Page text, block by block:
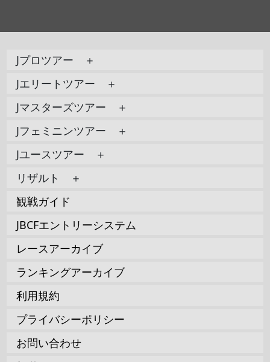
Jプロツアー ＋
Jエリートツアー ＋
Jマスターズツアー ＋
Jフェミニンツアー ＋
Jユースツアー ＋
リザルト ＋
観戦ガイド
JBCFエントリーシステム
レースアーカイブ
ランキングアーカイブ
利用規約
プライバシーポリシー
お問い合わせ